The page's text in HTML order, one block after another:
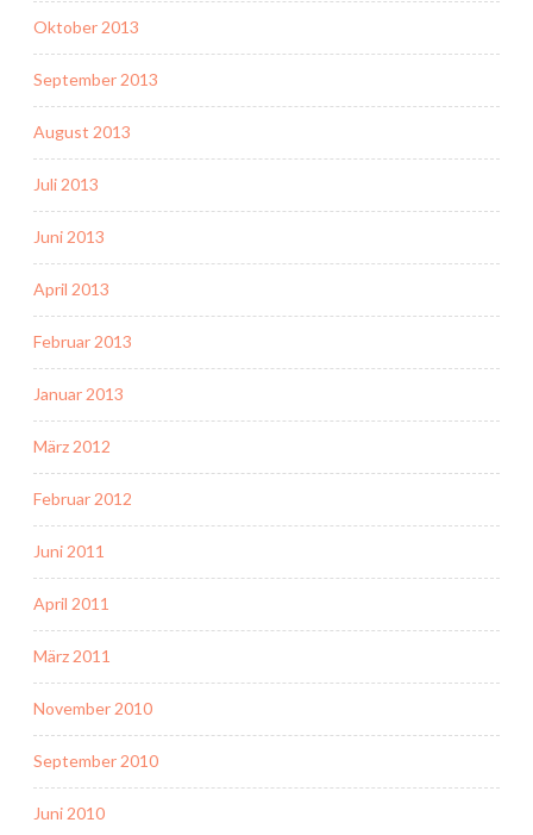
Oktober 2013
September 2013
August 2013
Juli 2013
Juni 2013
April 2013
Februar 2013
Januar 2013
März 2012
Februar 2012
Juni 2011
April 2011
März 2011
November 2010
September 2010
Juni 2010